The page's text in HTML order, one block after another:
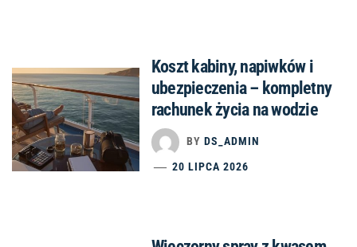
Koszt kabiny, napiwków i
ubezpieczenia – kompletny
rachunek życia na wodzie
BY DS_ADMIN
20 LIPCA 2026